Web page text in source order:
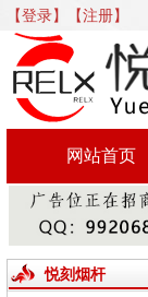
【登录】 【注册】
网站首页
悦刻烟杆